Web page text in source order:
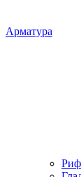
Арматура